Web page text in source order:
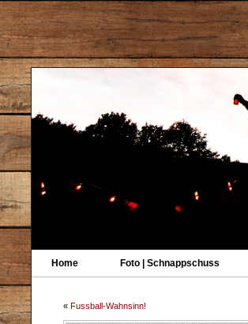
Home Foto | Schnappschuss
« Fussball-Wahnsinn!